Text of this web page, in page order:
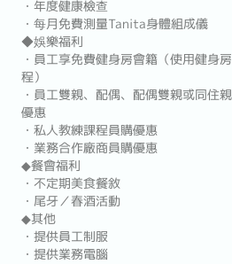
・年度健康檢查
・每月免費測量Tanita身體組成儀
◆娛樂福利
・員工享免費健身房會籍（使用健身
程）
・員工雙親、配偶、配偶雙親或同住
優惠
・私人教練課程員購優惠
・業務合作廠商員購優惠
◆餐會福利
・不定期美食餐敘
・尾牙／春酒活動
◆其他
・提供員工制服
・提供業務電腦